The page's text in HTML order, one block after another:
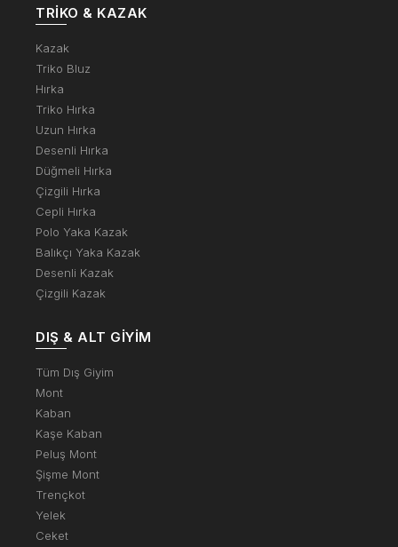
TRIKO & KAZAK
Kazak
Triko Bluz
Hırka
Triko Hırka
Uzun Hırka
Desenli Hırka
Düğmeli Hırka
Çizgili Hırka
Cepli Hırka
Polo Yaka Kazak
Balıkçı Yaka Kazak
Desenli Kazak
Çizgili Kazak
DIŞ & ALT GIYIM
Tüm Dış Giyim
Mont
Kaban
Kaşe Kaban
Peluş Mont
Şişme Mont
Trençkot
Yelek
Ceket